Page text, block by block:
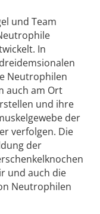
und Team
In
Neutrophilen
auch am Ort
und ihre
der
verfolgen. Die
der
und auch die
Neutrophilen